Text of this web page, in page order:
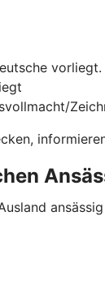
vorliegt.